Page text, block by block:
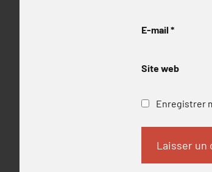
E-mail *
Site web
Enregistrer